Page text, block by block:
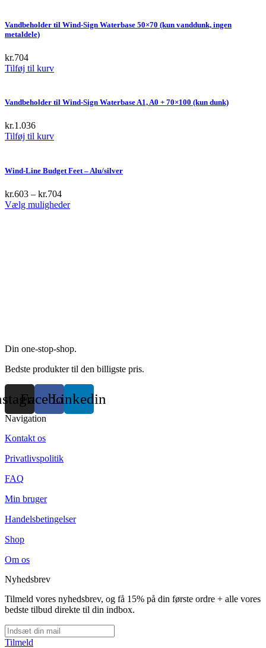
Vandbeholder til Wind-Sign Waterbase 50×70 (kun vanddunk, ingen
metaldele)
kr.704
Tilføj til kurv
Vandbeholder til Wind-Sign Waterbase A1, A0 + 70×100 (kun dunk)
kr.1.036
Tilføj til kurv
Wind-Line Budget Feet – Alu/silver
kr.603 – kr.704
Vælg mulighederThis
Din one-stop-shop.
Bedste produkter til den billigste pris.
FacebookLinkedin
Navigation
Kontakt os
Privatlivspolitik
FAQ
Min bruger
Handelsbetingelser
Shop
Om os
Nyhedsbrev
Tilmeld vores nyhedsbrev, og få 15% på din første ordre + alle vores
bedste tilbud direkte til din indbox.
Tilmeld